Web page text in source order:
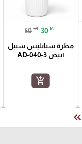
50 ₪ 30 ₪
مطرة ستانليس ستيل
ابيض AD-040-3
add_shopping_cart
keyboard_double_arrow_left